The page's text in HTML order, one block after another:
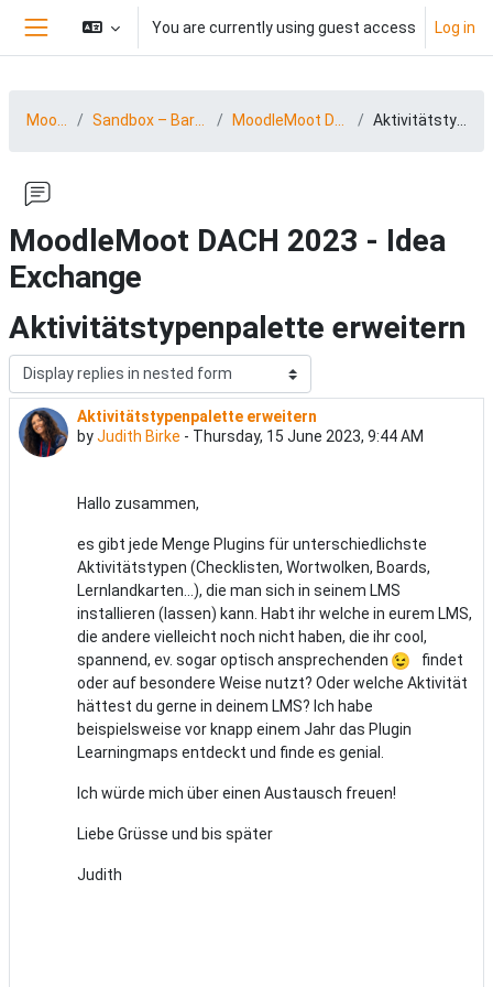
Skip to main content
Side panel
You are currently using guest access Log in
MootDACH23 Sandbox – BarCamp 23 (15.-16.06.2023) MoodleMoot DACH 2023 - Idea Exchange Aktivitätstypenpalette erweitern
MoodleMoot DACH 2023 - Idea
Exchange
Aktivitätstypenpalette erweitern
Display mode
Aktivitätstypenpalette erweitern
byJudith Birke - Thursday, 15 June 2023, 9:44 AM
Number of replies: 0
Hallo zusammen,
es gibt jede Menge Plugins für unterschiedlichste
Aktivitätstypen (Checklisten, Wortwolken, Boards,
Lernlandkarten…), die man sich in seinem LMS
installieren (lassen) kann. Habt ihr welche in eurem LMS,
die andere vielleicht noch nicht haben, die ihr cool,
spannend, ev. sogar optisch ansprechenden
findet
oder auf besondere Weise nutzt? Oder welche Aktivität
hättest du gerne in deinem LMS? Ich habe
beispielsweise vor knapp einem Jahr das Plugin
Learningmaps entdeckt und finde es genial.
Ich würde mich über einen Austausch freuen!
Liebe Grüsse und bis später
Judith